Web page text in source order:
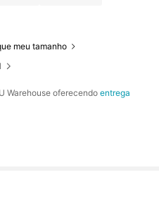
meu tamanho
Warehouse oferecendoentrega